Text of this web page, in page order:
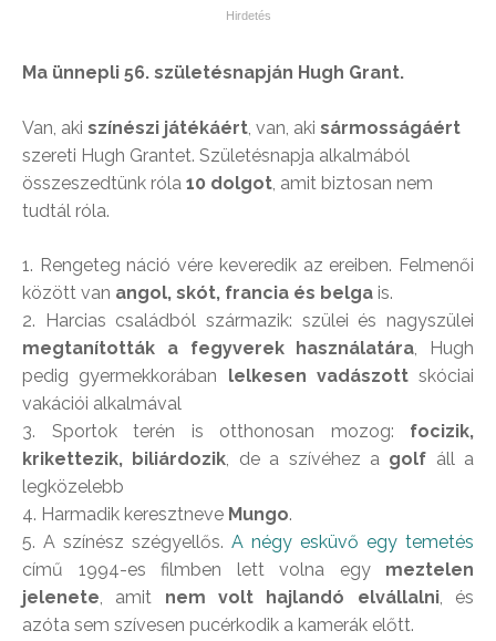
Ma ünnepli 56. születésnapján Hugh Grant.
Van, aki színészi játékáért, van, aki sármosságáért
szereti Hugh Grantet. Születésnapja alkalmából
összeszedtünk róla 10 dolgot, amit biztosan nem
tudtál róla.
1. Rengeteg náció vére keveredik az ereiben. Felmenői
között van angol, skót, francia és belga is.
2. Harcias családból származik: szülei és nagyszülei
megtanították a fegyverek használatára, Hugh
pedig gyermekkorában lelkesen vadászottskóciai
vakációi alkalmával
3. Sportok terén is otthonosan mozog: focizik,
krikettezik, biliárdozik, de a szívéhez a golf áll a
legközelebb
4. Harmadik keresztneve Mungo.
5. A színész szégyellős. A négy esküvő egy temetés
című 1994-es filmben lett volna egymeztelen
jelenete, amit nem volt hajlandó elvállalni, és
azóta sem szívesen pucérkodik a kamerák előtt.